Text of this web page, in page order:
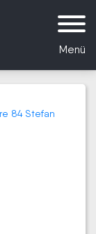
Menü
84 Stefan